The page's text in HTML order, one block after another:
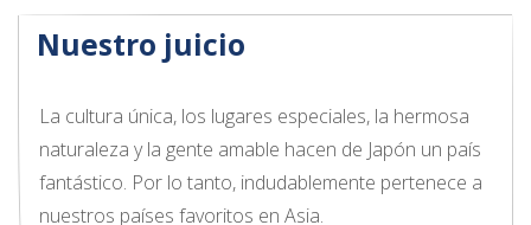
Nuestro juicio
La cultura única, los lugares especiales, la hermosa
naturaleza y la gente amable hacen de Japón un país
fantástico. Por lo tanto, indudablemente pertenece a
nuestros países favoritos en Asia.